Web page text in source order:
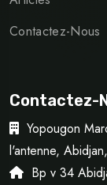
Contactez-Nous
Contactez-
Yopougon
l'antenne,
Bp v 34